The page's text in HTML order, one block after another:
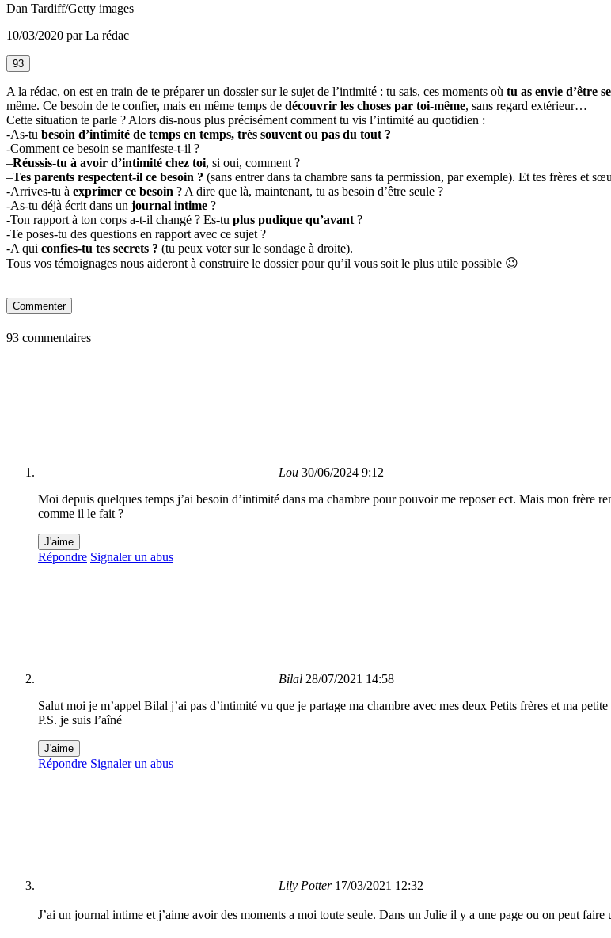
Dan Tardiff/Getty images
10/03/2020 par La rédac
93
A la rédac, on est en train de te préparer un dossier sur le sujet de l’intimité : tu sais, ces moments où tu as envie d’être
même. Ce besoin de te confier, mais en même temps de découvrir les choses par toi-même, sans regard extérieur…
Cette situation te parle ? Alors dis-nous plus précisément comment tu vis l’intimité au quotidien :
-As-tu besoin d’intimité de temps en temps, très souvent ou pas du tout ?
-Comment ce besoin se manifeste-t-il ?
–Réussis-tu à avoir d’intimité chez toi, si oui, comment ?
–Tes parents respectent-il ce besoin ? (sans entrer dans ta chambre sans ta permission, par exemple). Et tes frères et
-Arrives-tu à exprimer ce besoin ? A dire que là, maintenant, tu as besoin d’être seule ?
-As-tu déjà écrit dans un journal intime ?
-Ton rapport à ton corps a-t-il changé ? Es-tu plus pudique qu’avant ?
-Te poses-tu des questions en rapport avec ce sujet ?
-A qui confies-tu tes secrets ? (tu peux voter sur le sondage à droite).
Tous vos témoignages nous aideront à construire le dossier pour qu’il vous soit le plus utile possible 😉
Commenter
93 commentaires
Lou 30/06/2024 9:12
Moi depuis quelques temps j’ai besoin d’intimité dans ma chambre pour pouvoir me reposer ect. Mais mon frère
comme il le fait ?
J'aime
Répondre Signaler un abus
Bilal 28/07/2021 14:58
Salut moi je m’appel Bilal j’ai pas d’intimité vu que je partage ma chambre avec mes deux Petits frères et ma
P.S. je suis l’aîné
J'aime
Répondre Signaler un abus
Lily Potter 17/03/2021 12:32
J’ai un journal intime et j’aime avoir des moments a moi toute seule. Dans un Julie il y a une page ou on peut